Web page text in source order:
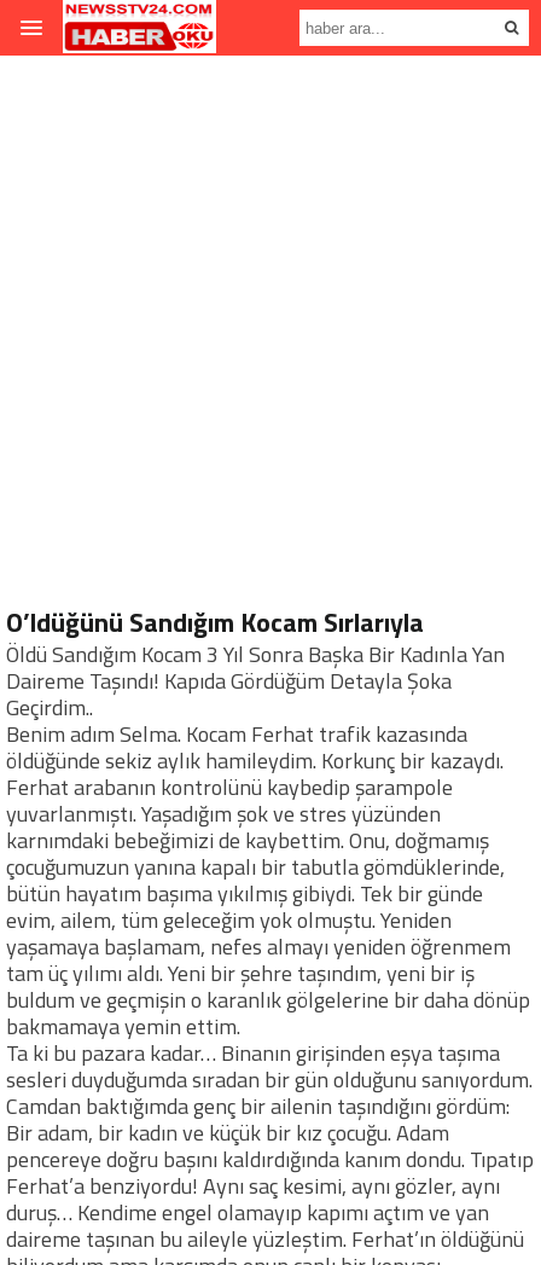
O’ldüğünü Sandığım Kocam Sırlarıyla
Öldü Sandığım Kocam 3 Yıl Sonra Başka Bir Kadınla Yan
Daireme Taşındı! Kapıda Gördüğüm Detayla Şoka
Geçirdim..
Benim adım Selma. Kocam Ferhat trafik kazasında
öldüğünde sekiz aylık hamileydim. Korkunç bir kazaydı.
Ferhat arabanın kontrolünü kaybedip şarampole
yuvarlanmıştı. Yaşadığım şok ve stres yüzünden
karnımdaki bebeğimizi de kaybettim. Onu, doğmamış
çocuğumuzun yanına kapalı bir tabutla gömdüklerinde,
bütün hayatım başıma yıkılmış gibiydi. Tek bir günde
evim, ailem, tüm geleceğim yok olmuştu. Yeniden
yaşamaya başlamam, nefes almayı yeniden öğrenmem
tam üç yılımı aldı. Yeni bir şehre taşındım, yeni bir iş
buldum ve geçmişin o karanlık gölgelerine bir daha dönüp
bakmamaya yemin ettim.
Ta ki bu pazara kadar… Binanın girişinden eşya taşıma
sesleri duyduğumda sıradan bir gün olduğunu sanıyordum.
Camdan baktığımda genç bir ailenin taşındığını gördüm:
Bir adam, bir kadın ve küçük bir kız çocuğu. Adam
pencereye doğru başını kaldırdığında kanım dondu. Tıpatıp
Ferhat’a benziyordu! Aynı saç kesimi, aynı gözler, aynı
duruş… Kendime engel olamayıp kapımı açtım ve yan
daireme taşınan bu aileyle yüzleştim. Ferhat’ın öldüğünü